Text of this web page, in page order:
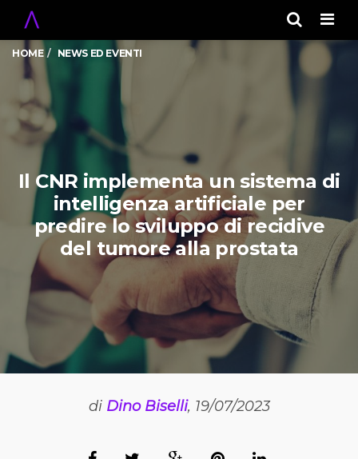
HOME NEWS ED EVENTI
Il CNR implementa un sistema di
intelligenza artificiale per
predire lo sviluppo di recidive
del tumore alla prostata
di Dino Biselli, 19/07/2023